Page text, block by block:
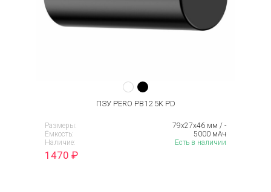
ПЗУ PERO PB12 5K PD
Размеры:
79х27х46 мм / -
Ёмкость:
5000 мАч
Наличие:
Есть в наличии
1470 ₽